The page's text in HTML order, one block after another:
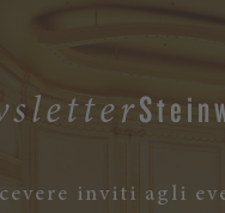
inviti agli